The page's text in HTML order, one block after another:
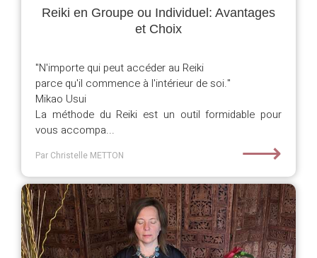
Reiki en Groupe ou Individuel: Avantages
et Choix
"N'importe qui peut accéder au Reiki
parce qu'il commence à l'intérieur de soi."
Mikao Usui
La méthode du Reiki est un outil formidable pour
vous accompa...
Par Christelle METTON ⟶